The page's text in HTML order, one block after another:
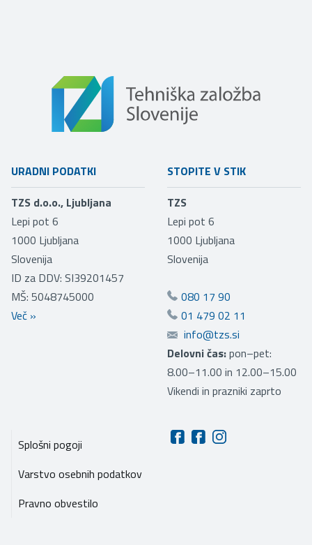
URADNI PODATKI
TZS d.o.o., Ljubljana
Lepi pot 6
1000 Ljubljana
Slovenija
ID za DDV: SI39201457
MŠ: 5048745000
Več »
STOPITE V STIK
TZS
Lepi pot 6
1000 Ljubljana
Slovenija
080 17 90
01 479 02 11
info@tzs.si
Delovni čas:pon–pet:
8.00–11.00 in 12.00–15.00
Vikendi in prazniki zaprto
Splošni pogoji
Varstvo osebnih podatkov
Pravno obvestilo